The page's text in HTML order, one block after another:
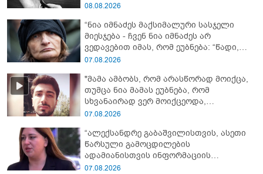
08.08.2026
“ნია იმნაძეს მაქსიმალური სასჯელი
მიესჯება - ჩვენ ნია იმნაძეს არ
ვედავებით იმას, რომ ეუბნება: “წადი,
მოკალი“, ეს დაკვეთაა, ჩვენ ვამბობთ,
ავალიანის დედა
07.08.2026
"მამა ამბობს, რომ არასწორად მოიქცა,
თუმცა ნია მამას ეუბნება, რომ
სხვანაირად ვერ მოიქცეოდა,
თანამედროვე ეპოქაში სხვანაირად
დეტალებზე საუბრობს გიგა ავალიანის
საქმის პროკურორი?
07.08.2026
“ალექსანდრე გაბაშვილისთვის, ასეთი
წარსული გამოცდილების
ადამიანისთვის ინფორმაციის
მიწოდება, რომ მასწავლებელი
07.08.2026